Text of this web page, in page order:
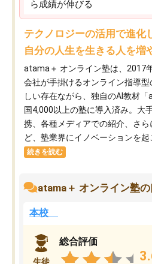
ら成績が伸びる
テクノロジーの活用で進化
自分の人生を生きる人を増
atama＋ オンライン塾は、2017
会社が手掛けるオンライン指導
しい存在ながら、独自のAI教材
国4,000以上の塾に導入済み。大
携、各種メディアでの紹介、さ
ど、塾業界にイノベーションを起
続きを読む
atama＋ オンライン塾
本校
生徒
総合評価